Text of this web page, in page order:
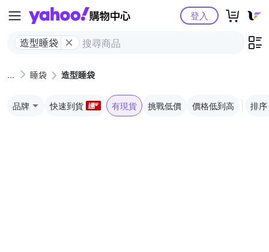
Yahoo購物中心
造型睡袋
登入
睡袋 造型睡袋
品牌 快速到貨 有現貨 挑戰低價 價格低到高 排序